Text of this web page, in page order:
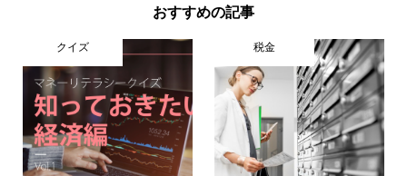
おすすめの記事
クイズ 税金